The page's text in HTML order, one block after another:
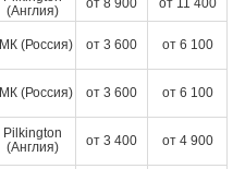
(Англия)
от 8 900 от 11 400
(Россия) от 3 600 от 6 100
(Россия) от 3 600 от 6 100
Pilkington
(Англия)
от 3 400 от 4 900